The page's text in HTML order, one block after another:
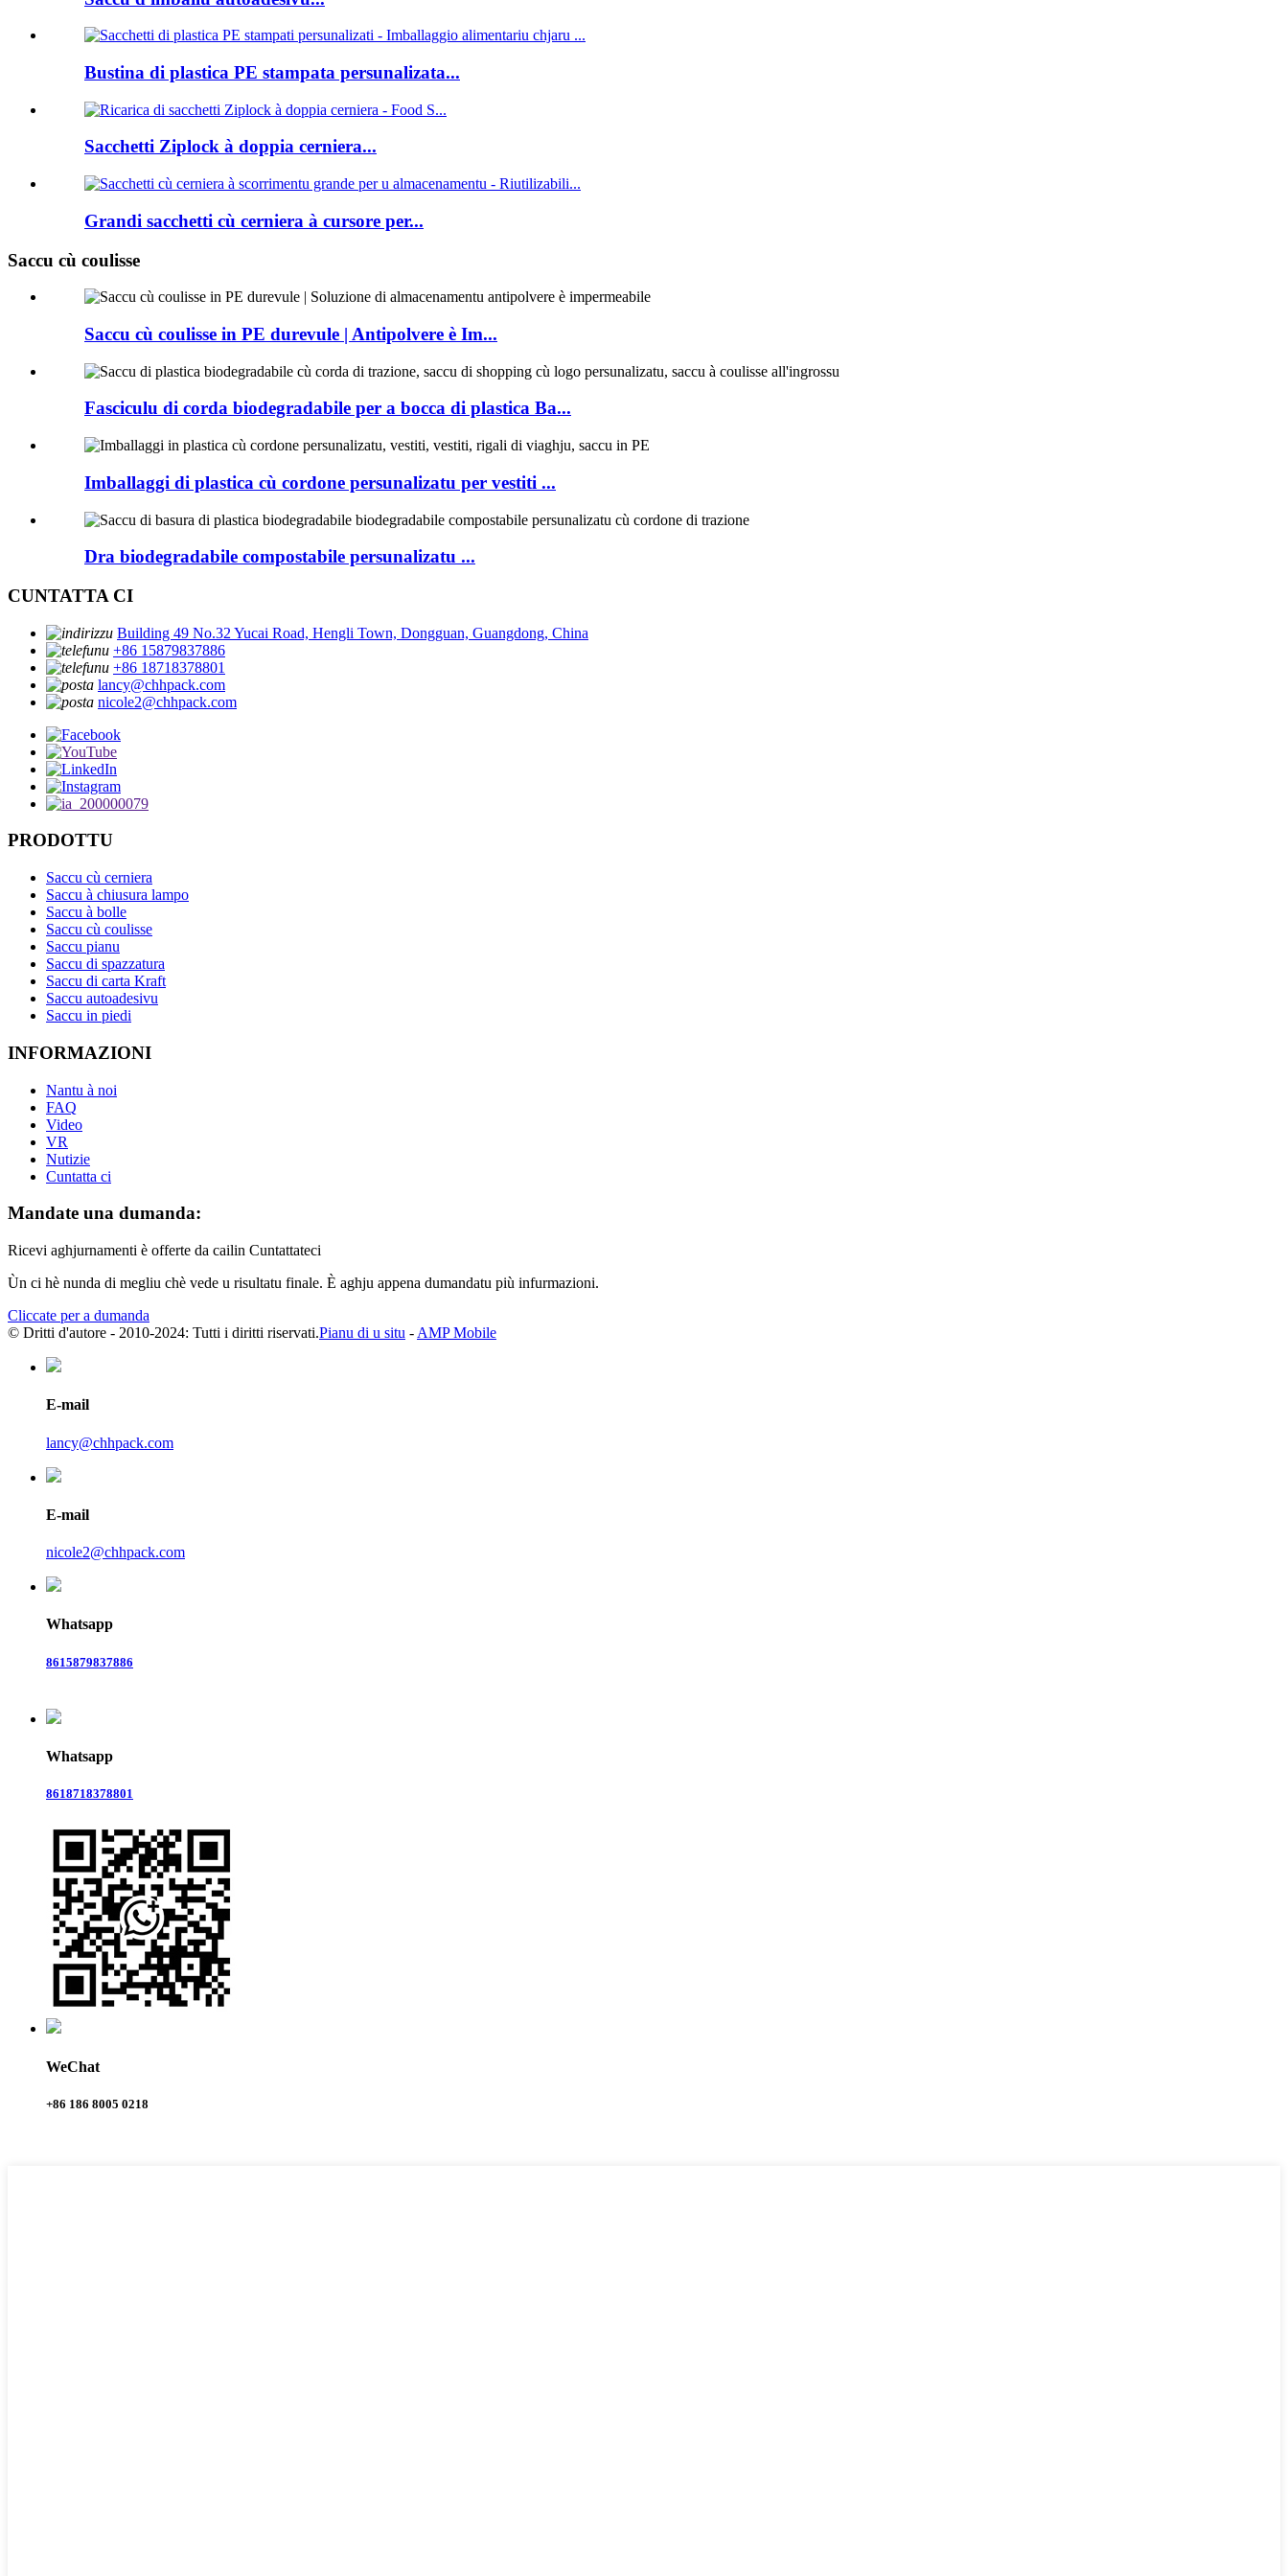
Bustina di plastica PE stampata persunalizata...
Sacchetti Ziplock à doppia cerniera...
Grandi sacchetti cù cerniera à cursore per...
Saccu cù coulisse
Saccu cù coulisse in PE durevule | Antipolvere è Im...
Fasciculu di corda biodegradabile per a bocca di plastica Ba...
Imballaggi di plastica cù cordone persunalizatu per vestiti ...
Dra biodegradabile compostabile persunalizatu ...
CUNTATTA CI
Building 49 No.32 Yucai Road, Hengli Town, Dongguan, Guangdong, China
+86 15879837886
+86 18718378801
lancy@chhpack.com
nicole2@chhpack.com
PRODOTTU
Saccu cù cerniera
Saccu à chiusura lampo
Saccu à bolle
Saccu cù coulisse
Saccu pianu
Saccu di spazzatura
Saccu di carta Kraft
Saccu autoadesivu
Saccu in piedi
INFORMAZIONI
Nantu à noi
FAQ
Video
VR
Nutizie
Cuntatta ci
Mandate una dumanda:
Ricevi aghjurnamenti è offerte da cailin Cuntattateci
Ùn ci hè nunda di megliu chè vede u risultatu finale. È aghju appena dumandatu più infurmazioni.
Cliccate per a dumanda
© Dritti d'autore - 2010-2024: Tutti i diritti riservati.Pianu di u situ - AMP Mobile
E-mail
lancy@chhpack.com
E-mail
nicole2@chhpack.com
Whatsapp
8615879837886
Whatsapp
8618718378801
WeChat
+86 186 8005 0218